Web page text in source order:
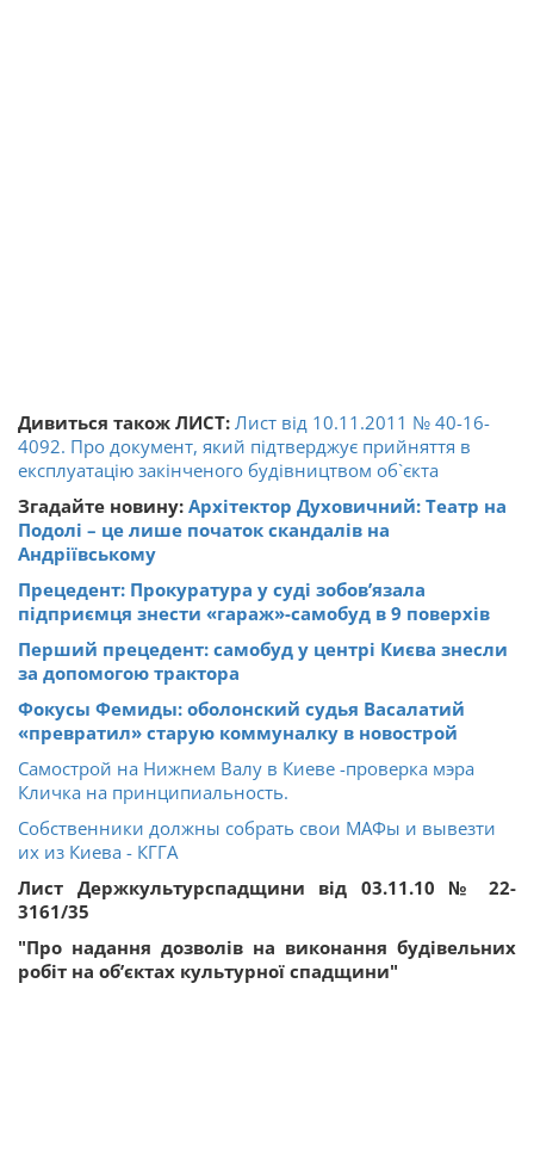
Дивиться також ЛИСТ: Лист від 10.11.2011 № 40-16-
4092. Про документ, який підтверджує прийняття в
експлуатацію закінченого будівництвом об`єкта
Згадайте новину: Архітектор Духовичний: Театр на
Подолі – це лише початок скандалів на
Андріївському
Прецедент: Прокуратура у суді зобов’язала
підприємця знести «гараж»-самобуд в 9 поверхів
Перший прецедент: самобуд у центрі Києва знесли
за допомогою трактора
Фокусы Фемиды: оболонский судья Васалатий
«превратил» старую коммуналку в новострой
Самострой на Нижнем Валу в Киеве -проверка мэра
Кличка на принципиальность.
Собственники должны собрать свои МАФы и вывезти
их из Киева - КГГА
Лист Держкультурспадщини від 03.11.10 № 22-
3161/35
"Про надання дозволів на виконання будівельних
робіт на об’єктах культурної спадщини"